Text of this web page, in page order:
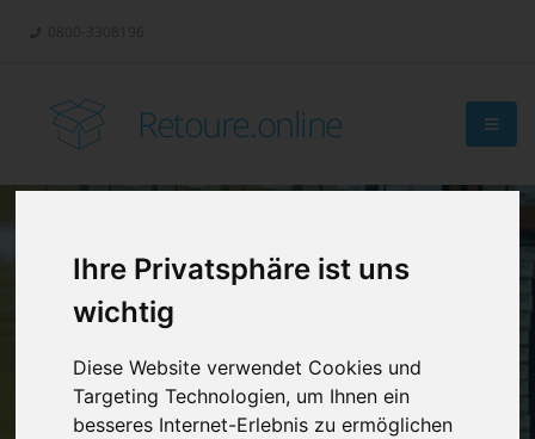
Ihre Privatsphäre ist uns
wichtig
Diese Website verwendet Cookies und
Targeting Technologien, um Ihnen ein
besseres Internet-Erlebnis zu ermöglichen
Retoure.online
Retouren-
Management?